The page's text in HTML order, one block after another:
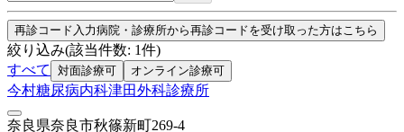
再診コード入力病院・診療所から再診コードを受け取った方はこちら
絞り込み(該当件数: 1件)
すべて
対面診療可 オンライン診療可
今村糖尿病内科津田外科診療所
奈良県奈良市秋篠新町269-4